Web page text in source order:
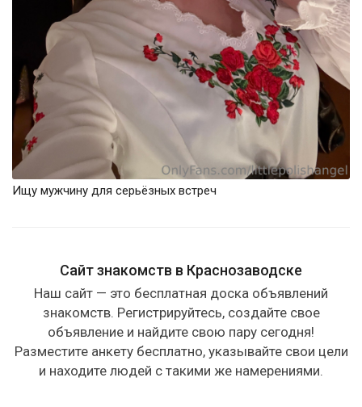
Ищу мужчину для серьёзных встреч
Сайт знакомств в Краснозаводске
Наш сайт — это бесплатная доска объявлений
знакомств. Регистрируйтесь, создайте свое
объявление и найдите свою пару сегодня!
Разместите анкету бесплатно, указывайте свои цели
и находите людей с такими же намерениями.